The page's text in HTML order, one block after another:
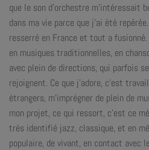
que le son d’orchestre m’intéressait
dans ma vie parce que j’ai été
resserré en France et tout a fusionné.
en musiques traditionnelles, en
avec plein de directions, qui parfois
rejoignent. Ce que j’adore, c’est
étrangers, m’imprégner de plein de
mon projet, ce qui ressort, c’est ce
très identifié jazz, classique, et en
populaire, de vivant, en contact avec